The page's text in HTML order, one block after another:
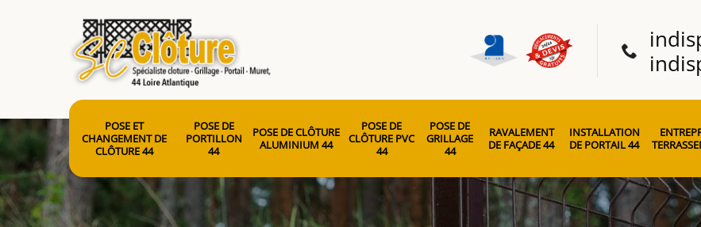
POSE ET
CHANGEMENT DE
CLÔTURE 44
POSE DE
PORTILLON
44
POSE DE CLÔTURE
ALUMINIUM 44
POSE DE
CLÔTURE PVC
44
POSE DE
GRILLAGE
44
RAVALEMENT
DE FAÇADE 44
INSTALLATION
DE PORTAIL 44